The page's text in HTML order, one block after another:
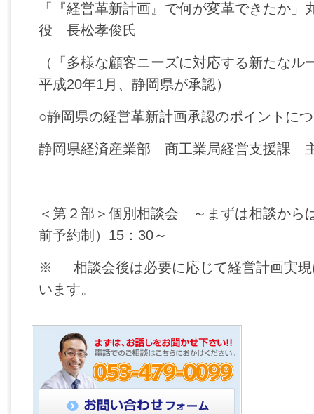
「『経営革新計画』で何が変革できたか
役 長松孝俊氏
（「多様な顧客ニーズに対応する新たなル
平成20年1月、静岡県が承認）
○静岡県の経営革新計画承認のポイントに
静岡県経済産業部 商工業局経営支援課
＜第２部＞個別相談会 ～まずは相談から
前予約制）15：30～
※ 相談会後は必要に応じて経営計画実現
います。